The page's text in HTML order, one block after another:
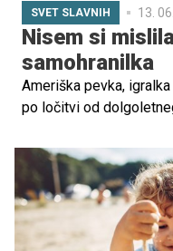
SVET SLAVNIH 13.
Nisem si
samohranilka
Ameriška pevka,
po ločitvi od
poglavjem.